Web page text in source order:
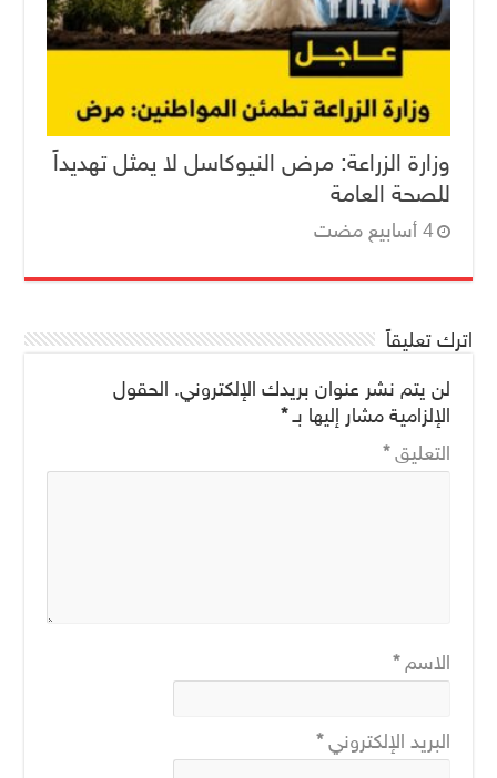
وزارة الزراعة: مرض النيوكاسل لا يمثل تهديداً
للصحة العامة
‏4 أسابيع مضت
اترك تعليقاً
لن يتم نشر عنوان بريدك الإلكتروني. الحقول
الإلزامية مشار إليها بـ*
التعليق*
الاسم*
البريد الإلكتروني*